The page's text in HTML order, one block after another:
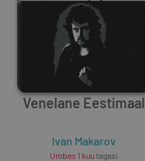
Venelane Eestimaal
Ivan Makarov
Umbes 1 kuutagasi